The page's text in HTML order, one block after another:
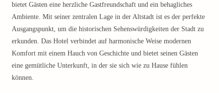
bietet Gästen eine herzliche Gastfreundschaft und ein behagliches
Ambiente. Mit seiner zentralen Lage in der Altstadt ist es der perfekte
Ausgangspunkt, um die historischen Sehenswürdigkeiten der Stadt zu
erkunden. Das Hotel verbindet auf harmonische Weise modernen
Komfort mit einem Hauch von Geschichte und bietet seinen Gästen
eine gemütliche Unterkunft, in der sie sich wie zu Hause fühlen
können.